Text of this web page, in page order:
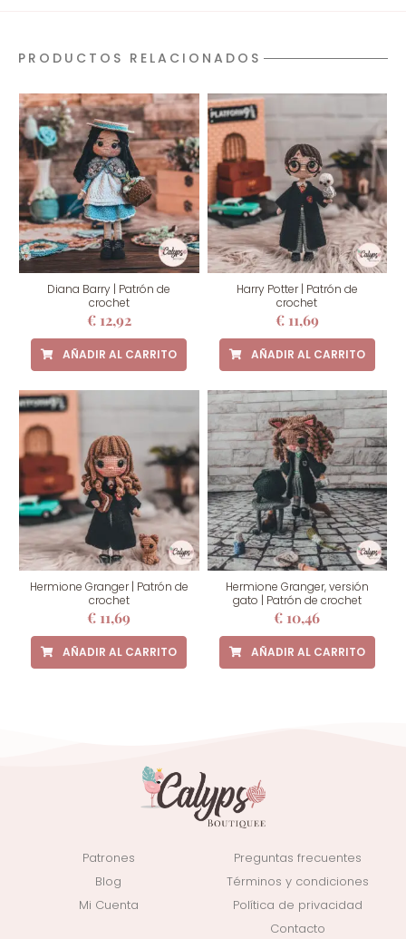
PRODUCTOS RELACIONADOS
Diana Barry | Patrón de
crochet
€12,92
AÑADIR AL CARRITO
Harry Potter | Patrón de
crochet
€11,69
AÑADIR AL CARRITO
Hermione Granger | Patrón de
crochet
€ 11,69
AÑADIR AL CARRITO
Hermione Granger, versión
gato | Patrón de crochet
€ 10,46
AÑADIR AL CARRITO
Patrones
Blog
Mi Cuenta
Preguntas frecuentes
Términos y condiciones
Política de privacidad
Contacto